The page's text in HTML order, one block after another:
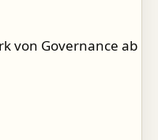
von Governance ab